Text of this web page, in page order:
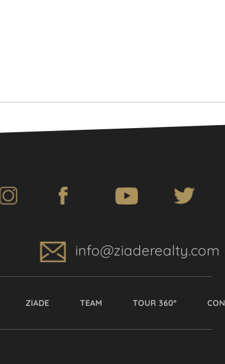
info@ziaderealty.com
ZIADE TEAM TOUR 360º